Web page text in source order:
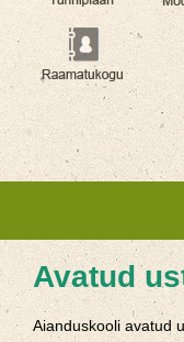
Avatud
Aianduskooli avatud